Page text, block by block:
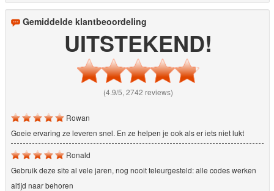
Gemiddelde klantbeoordeling
UITSTEKEND!
(4.9/5, 2742 reviews)
Rowan
Goeie ervaring ze leveren snel. En ze helpen je ook als er iets niet lukt
Ronald
Gebruik deze site al vele jaren, nog nooit teleurgesteld: alle codes werken
altijd naar behoren